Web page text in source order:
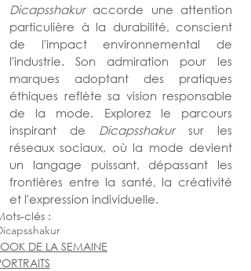
Dicapsshakur accorde une attention
particulière à la durabilité, conscient
de l'impact environnemental de
l'industrie. Son admiration pour les
marques adoptant des pratiques
éthiques reflète sa vision responsable
de la mode. Explorez le parcours
inspirant de Dicapsshakur sur les
réseaux sociaux, où la mode devient
un langage puissant, dépassant les
frontières entre la santé, la créativité
et l'expression individuelle.
clés :
DE LA SEMAINE